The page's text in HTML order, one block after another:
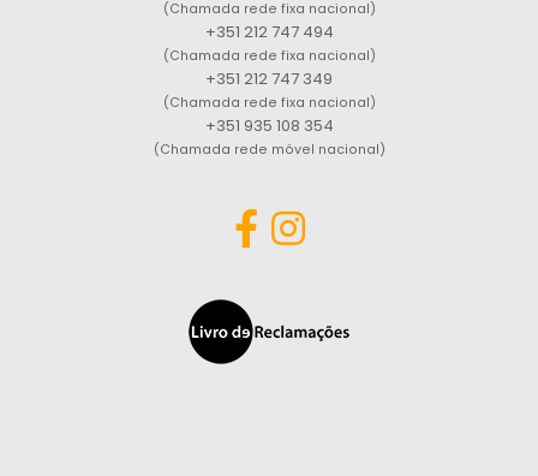
(Chamada rede fixa nacional)
+351 212 747 494
(Chamada rede fixa nacional)
+351 212 747 349
(Chamada rede fixa nacional)
+351 935 108 354
(Chamada rede móvel nacional)